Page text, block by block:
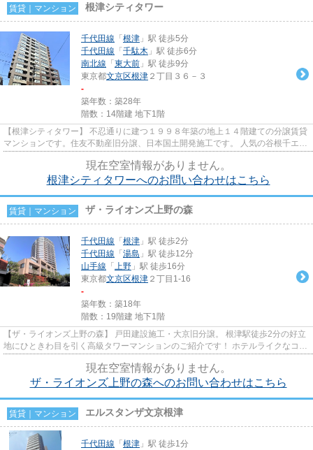
賃貸｜マンション 根津シティタワー
千代田線 「 根津 」駅 徒歩5分
千代田線 「 千駄木 」駅 徒歩6分
南北線 「 東大前 」駅 徒歩9分
東京都文京区根津 ２丁目３６－３
-
築年数：築28年
階数：14階建 地下1階
【根津シティタワー】 不忍通りに建つ１９９８年築の地上１４階建ての分譲賃貸
マンションです。住友不動産旧分譲、日本国土開発施工です。 人気の谷根千エリ
現在空室情報がありません。
根津シティタワーへのお問い合わせはこちら
賃貸｜マンション ザ・ライオンズ上野の森
千代田線 「 根津 」駅 徒歩2分
千代田線 「 湯島 」駅 徒歩12分
山手線 「 上野 」駅 徒歩16分
東京都文京区根津 ２丁目1-16
-
築年数：築18年
階数：19階建 地下1階
【ザ・ライオンズ上野の森】 戸田建設施工・大京旧分譲。 根津駅徒歩2分の好立
地にひときわ目を引く高級タワーマンションのご紹介です！ ホテルライクなコン
現在空室情報がありません。
ザ・ライオンズ上野の森へのお問い合わせはこちら
賃貸｜マンション エルスタンザ文京根津
千代田線 「 根津 」駅 徒歩1分